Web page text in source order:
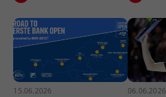
15.06.2026 06.06.2026